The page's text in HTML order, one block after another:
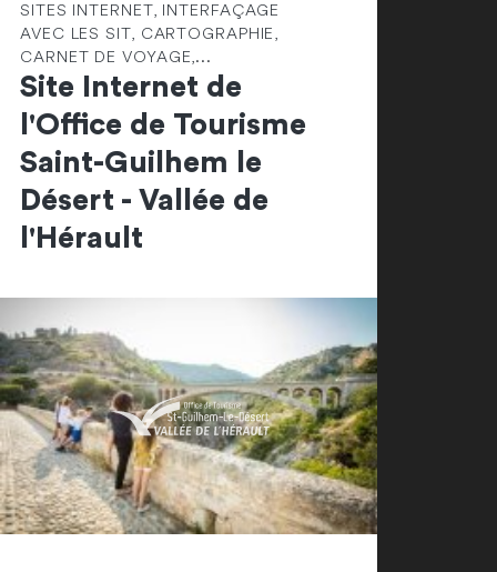
SITES INTERNET, INTERFAÇAGE
AVEC LES SIT, CARTOGRAPHIE,
CARNET DE VOYAGE,...
Site Internet de
l'Office de Tourisme
Saint-Guilhem le
Désert - Vallée de
l'Hérault